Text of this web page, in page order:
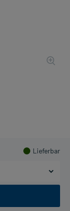
Lieferbar